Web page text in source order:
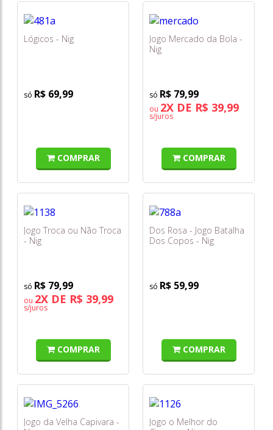
Lógicos - Nig
R$ 69,99
COMPRAR
Jogo Mercado da Bola -
Nig
R$ 79,99
ou 2X DE R$ 39,99
s/juros
COMPRAR
Jogo Troca ou Não Troca
- Nig
R$ 79,99
ou 2X DE R$ 39,99
s/juros
COMPRAR
Dos Rosa - Jogo Batalha
Dos Copos - Nig
R$ 59,99
COMPRAR
Jogo da Velha Capivara -
Jogo o Melhor do